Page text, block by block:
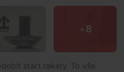
+8
start rakety. To vše